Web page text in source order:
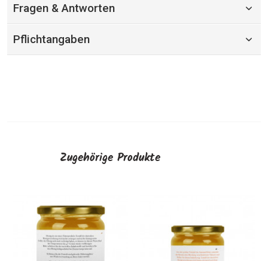
Fragen & Antworten
Pflichtangaben
Zugehörige Produkte